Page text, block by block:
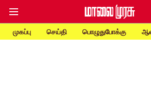
முகப்பு செய்தி பொழுதுபோக்கு